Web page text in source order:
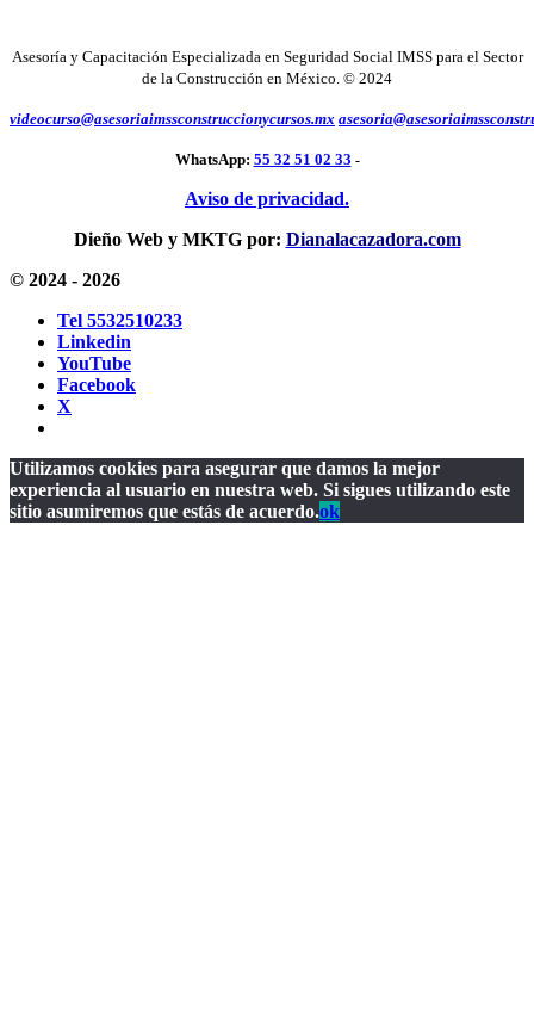
Asesoría y Capacitación Especializada en Seguridad Social IMSS para el Sector
de la Construcción en México. © 2024
videocurso@asesoriaimssconstruccionycursos.mx
WhatsApp: 55 32 51 02 33 -
Aviso de privacidad.
Dieño Web y MKTG por: Dianalacazadora.com
© 2024 - 2026
Tel 5532510233
Linkedin
YouTube
Facebook
X
Utilizamos cookies para asegurar que damos la mejor
experiencia al usuario en nuestra web. Si sigues utilizando este
sitio asumiremos que estás de acuerdo.ok